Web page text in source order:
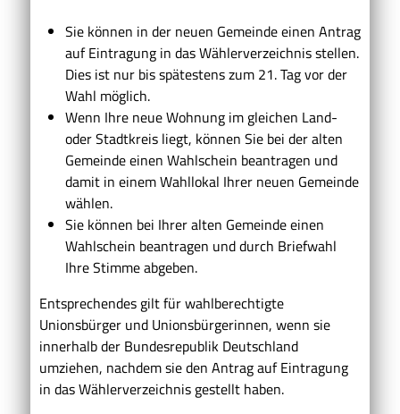
Sie können in der neuen Gemeinde einen Antrag
auf Eintragung in das Wählerverzeichnis stellen.
Dies ist nur bis spätestens zum 21. Tag vor der
Wahl möglich.
Wenn Ihre neue Wohnung im gleichen Land-
oder Stadtkreis liegt, können Sie bei der alten
Gemeinde einen Wahlschein beantragen und
damit in einem Wahllokal Ihrer neuen Gemeinde
wählen.
Sie können bei Ihrer alten Gemeinde einen
Wahlschein beantragen und durch Briefwahl
Ihre Stimme abgeben.
Entsprechendes gilt für wahlberechtigte
Unionsbürger und Unionsbürgerinnen, wenn sie
innerhalb der Bundesrepublik Deutschland
umziehen, nachdem sie den Antrag auf Eintragung
in das Wählerverzeichnis gestellt haben.